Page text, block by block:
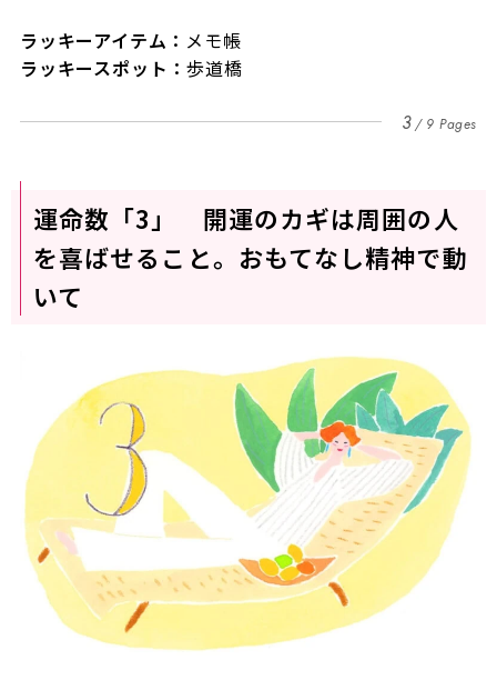
ラッキーアイテム： メモ帳
ラッキースポット：歩道橋
3 9 Pages
運命数「3」 開運のカギは周囲の人
を喜ばせること。おもてなし精神で動
いて